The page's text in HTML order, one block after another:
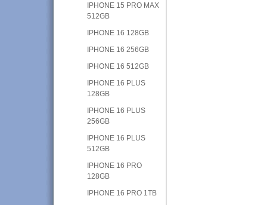
IPHONE 15 PRO MAX
512GB
IPHONE 16 128GB
IPHONE 16 256GB
IPHONE 16 512GB
IPHONE 16 PLUS
128GB
IPHONE 16 PLUS
256GB
IPHONE 16 PLUS
512GB
IPHONE 16 PRO
128GB
IPHONE 16 PRO 1TB